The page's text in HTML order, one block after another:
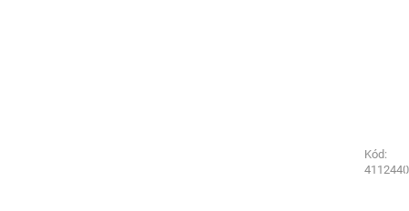
Kód:
Kód: